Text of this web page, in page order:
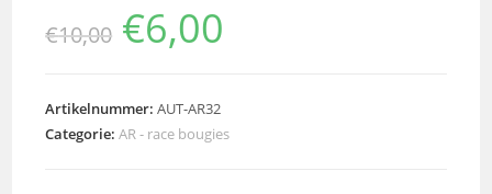
€10,00 €6,00
Artikelnummer:AUT-AR32
Categorie:AR - race bougies